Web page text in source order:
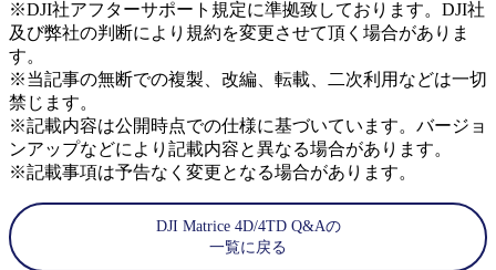
※DJI社アフターサポート規定に準拠致しております。DJI社
及び弊社の判断により規約を変更させて頂く場合がありま
す。
※当記事の無断での複製、改編、転載、二次利用などは一切
禁じます。
※記載内容は公開時点での仕様に基づいています。バージョ
ンアップなどにより記載内容と異なる場合があります。
※記載事項は予告なく変更となる場合があります。
DJI Matrice 4D/4TD Q&Aの
一覧に戻る